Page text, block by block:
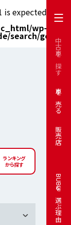
expected to be
wp-
search/get.php
中古車を探す
車を売る
販売店
BUBUを選ぶ理由
ランキング
から探す